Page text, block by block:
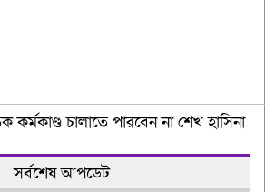
চালাতে পারবেন না শেখ হাসিনা
সর্বশেষ আপডেট